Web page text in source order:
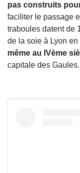
pas construits
faciliter le passage
traboules datent de
de la soie à Lyon
même au IVème
capitale des Gaules.